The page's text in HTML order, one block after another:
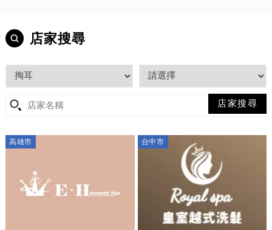
店家搜尋
高雄市 台中市